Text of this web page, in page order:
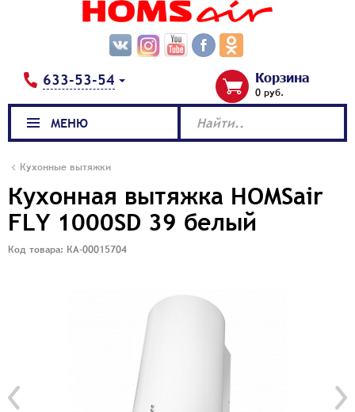
633-53-54 Корзина
0 руб.
Кухонные вытяжки
Кухонная вытяжка HOMSair
FLY 1000SD 39 белый
Код товара: КА-00015704
МЕНЮ Найти..